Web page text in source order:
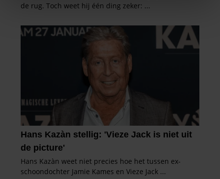
We gebruiken cookies om content en advertenties te
personaliseren, om functies voor social media te bieden
en om ons websiteverkeer te analyseren. Ook delen we
informatie over uw gebruik van onze site met onze
partners voor social media, adverteren en analyse. Deze
partners kunnen deze gegevens combineren met andere
informatie die u aan ze heeft verstrekt of die ze hebben
verzameld op basis van uw gebruik van hun services. U
gaat akkoord met onze cookies als u onze website blijft
gebruiken.